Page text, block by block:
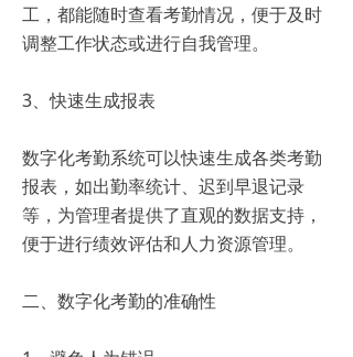
工，都能随时查看考勤情况，便于及时
调整工作状态或进行自我管理。
3、快速生成报表
数字化考勤系统可以快速生成各类考勤
报表，如出勤率统计、迟到早退记录
等，为管理者提供了直观的数据支持，
便于进行绩效评估和人力资源管理。
二、数字化考勤的准确性